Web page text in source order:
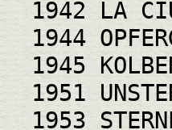
1942 LA
1944
1945
1951
1953